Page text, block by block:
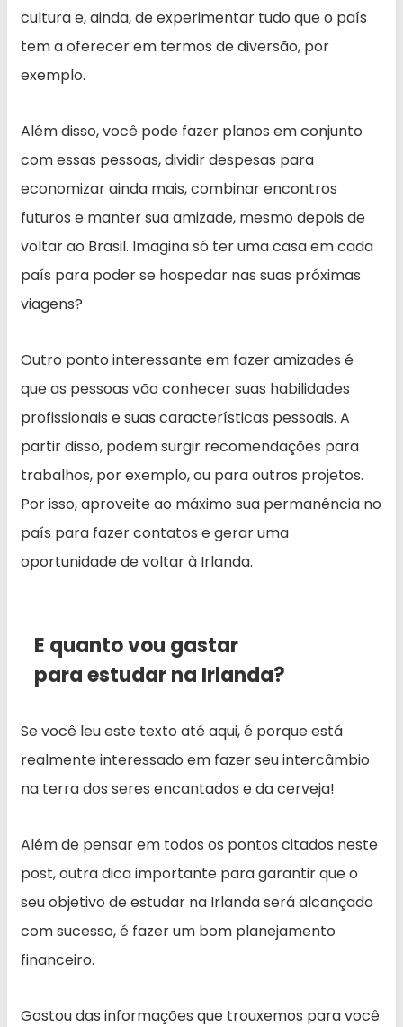
cultura e, ainda, de experimentar tudo que o país
tem a oferecer em termos de diversão, por
exemplo.
Além disso, você pode fazer planos em conjunto
com essas pessoas, dividir despesas para
economizar ainda mais, combinar encontros
futuros e manter sua amizade, mesmo depois de
voltar ao Brasil. Imagina só ter uma casa em cada
país para poder se hospedar nas suas próximas
viagens?
Outro ponto interessante em fazer amizades é
que as pessoas vão conhecer suas habilidades
profissionais e suas características pessoais. A
partir disso, podem surgir recomendações para
trabalhos, por exemplo, ou para outros projetos.
Por isso, aproveite ao máximo sua permanência no
país para fazer contatos e gerar uma
oportunidade de voltar à Irlanda.
E quanto vou gastar
para estudar na Irlanda?
Se você leu este texto até aqui, é porque está
realmente interessado em fazer seu intercâmbio
na terra dos seres encantados e da cerveja!
Além de pensar em todos os pontos citados neste
post, outra dica importante para garantir que o
seu objetivo de estudar na Irlanda será alcançado
com sucesso, é fazer um bom planejamento
financeiro.
Gostou das informações que trouxemos para você